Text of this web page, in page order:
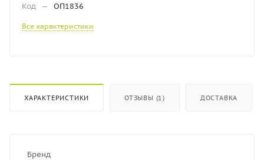
Код — ОП1836
Все характеристики
ХАРАКТЕРИСТИКИ ОТЗЫВЫ (1) ДОСТАВКА
Бренд